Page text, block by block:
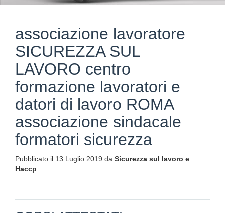
associazione lavoratore
SICUREZZA SUL
LAVORO centro
formazione lavoratori e
datori di lavoro ROMA
associazione sindacale
formatori sicurezza
Pubblicato il 13 Luglio 2019 da Sicurezza sul lavoro e
Haccp